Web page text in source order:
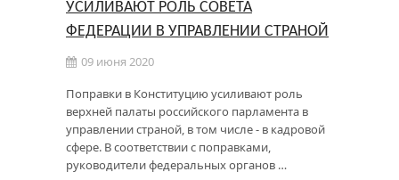
УСИЛИВАЮТ РОЛЬ СОВЕТА
ФЕДЕРАЦИИ В УПРАВЛЕНИИ СТРАНОЙ
09 июня 2020
Поправки в Конституцию усиливают роль
верхней палаты российского парламента в
управлении страной, в том числе - в кадровой
сфере. В соответствии с поправками,
руководители федеральных органов …